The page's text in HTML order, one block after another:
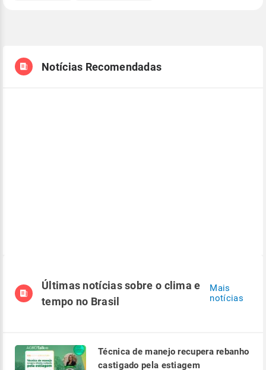
Notícias Recomendadas
Últimas notícias sobre o clima e
tempo no Brasil
Mais
notícias
Técnica de manejo recupera rebanho
castigado pela estiagem